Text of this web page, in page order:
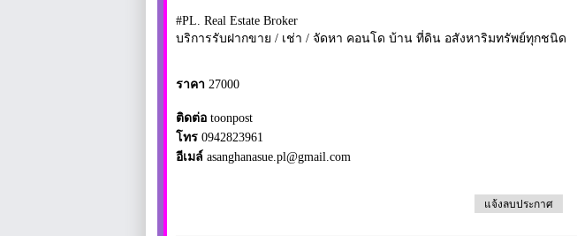
#PL. Real Estate Broker
บริการรับฝากขาย / เช่า / จัดหา คอนโด บ้าน ที่ดิน อสังหาริมทรัพย์ทุกชนิด
ราคา 27000
ติดต่อ toonpost
โทร 0942823961
อีเมล์ asanghanasue.pl@gmail.com
แจ้งลบประกาศ